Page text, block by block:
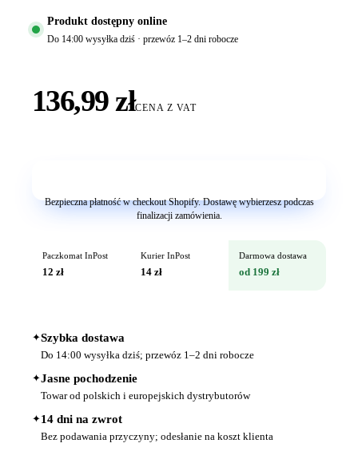
Produkt dostępny online
Do 14:00 wysyłka dziś · przewóz 1–2 dni robocze
136,99 złCENA Z VAT
Bezpieczna płatność w checkout Shopify. Dostawę wybierzesz podczas
finalizacji zamówienia.
Paczkomat InPost
12 zł
Kurier InPost
14 zł
Darmowa dostawa
od 199 zł
✦Szybka dostawa
Do 14:00 wysyłka dziś; przewóz 1–2 dni robocze
✦Jasne pochodzenie
Towar od polskich i europejskich dystrybutorów
✦14 dni na zwrot
Bez podawania przyczyny; odesłanie na koszt klienta